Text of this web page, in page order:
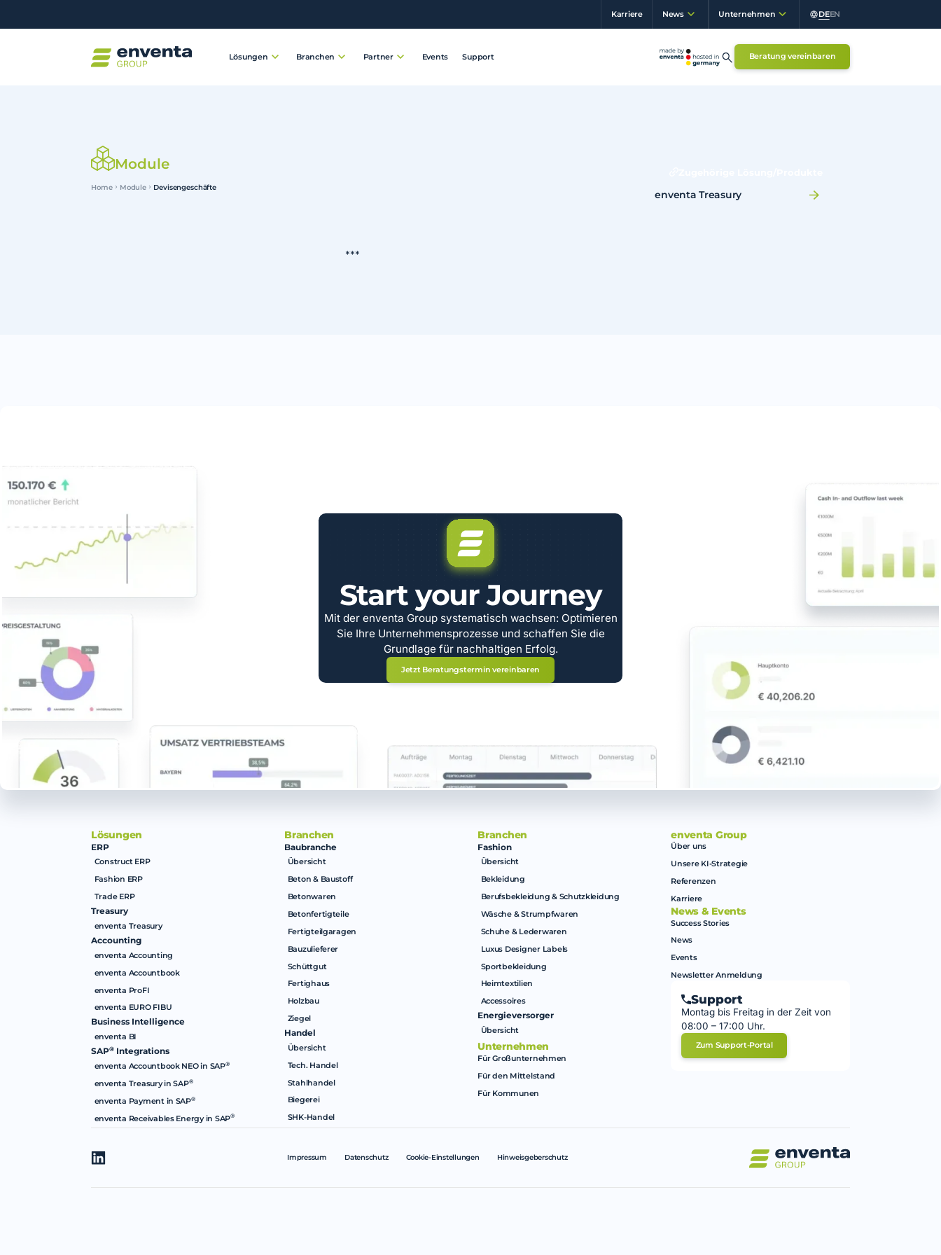
Karriere News Unternehmen DEEN
Lösungen Branchen Partner Events Support Beratung vereinbaren
Module
Home Module Devisengeschäfte
***
enventa Treasury
Start your Journey
Mit der enventa Group systematisch wachsen: Optimieren
Sie Ihre Unternehmensprozesse und schaffen Sie die
Grundlage für nachhaltigen Erfolg.
Jetzt Beratungstermin vereinbaren
Lösungen
ERP
Construct ERP
Fashion ERP
Trade ERP
Treasury
enventa Treasury
Accounting
enventa Accounting
enventa Accountbook
enventa ProFI
enventa EURO FIBU
Business Intelligence
enventa BI
SAP® Integrations
enventa Accountbook NEO in SAP®
enventa Treasury in SAP®
enventa Payment in SAP®
enventa Receivables Energy in SAP®
Branchen
Baubranche
Übersicht
Beton & Baustoff
Betonwaren
Betonfertigteile
Fertigteilgaragen
Bauzulieferer
Schüttgut
Fertighaus
Holzbau
Ziegel
Handel
Übersicht
Tech. Handel
Stahlhandel
Biegerei
SHK-Handel
Branchen
Fashion
Übersicht
Bekleidung
Berufsbekleidung & Schutzkleidung
Wäsche & Strumpfwaren
Schuhe & Lederwaren
Luxus Designer Labels
Sportbekleidung
Heimtextilien
Accessoires
Energieversorger
Übersicht
Unternehmen
Für Großunternehmen
Für den Mittelstand
Für Kommunen
enventa Group
Über uns
Unsere KI-Strategie
Referenzen
Karriere
News & Events
Success Stories
News
Events
Newsletter Anmeldung
Support
Montag bis Freitag in der Zeit von
08:00 – 17:00 Uhr.
Zum Support-Portal
Impressum Datenschutz Cookie-Einstellungen Hinweisgeberschutz